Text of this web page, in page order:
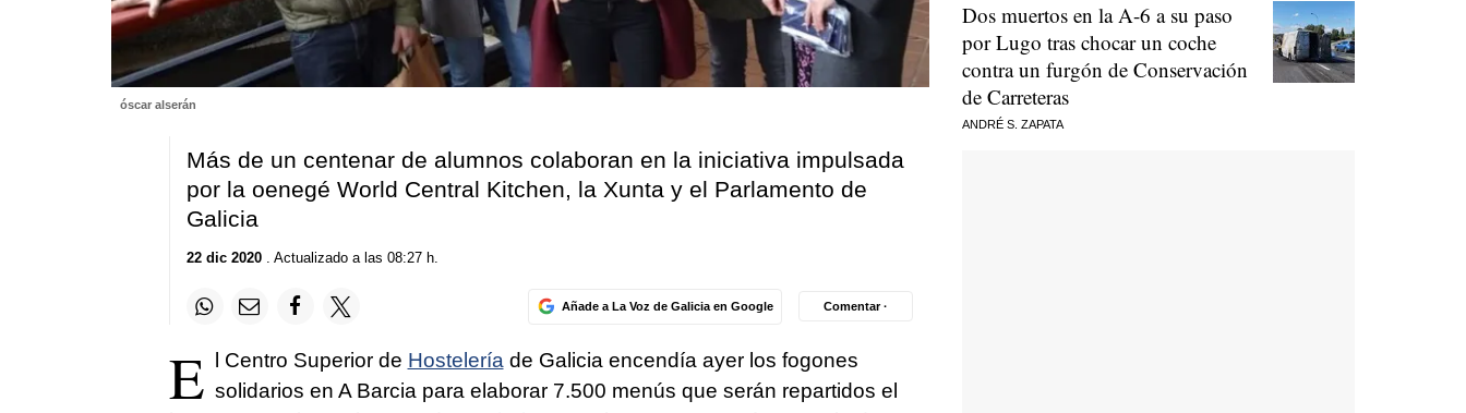
óscar alserán
Más de un centenar de alumnos colaboran en la iniciativa impulsada
por la oenegé World Central Kitchen, la Xunta y el Parlamento de
Galicia
22 dic 2020. Actualizado a las 08:27 h.
Añade a La Voz de Galicia en Google Comentar ·
E l Centro Superior de Hosteleríade Galicia encendía ayer los fogones
solidarios en A Barcia para elaborar 7.500 menús que serán repartidos el
Dos muertos en la A-6 a su paso
por Lugo tras chocar un coche
contra un furgón de Conservación
de Carreteras
ANDRÉ S. ZAPATA